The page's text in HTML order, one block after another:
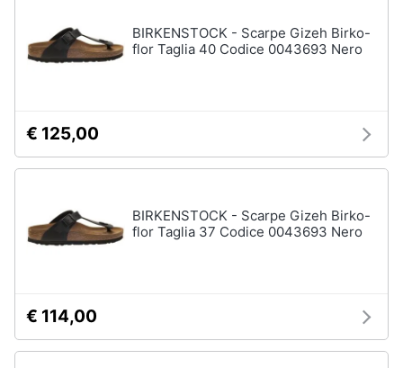
BIRKENSTOCK - Scarpe Gizeh Birko-
flor Taglia 40 Codice 0043693 Nero
€ 125,00
BIRKENSTOCK - Scarpe Gizeh Birko-
flor Taglia 37 Codice 0043693 Nero
€ 114,00